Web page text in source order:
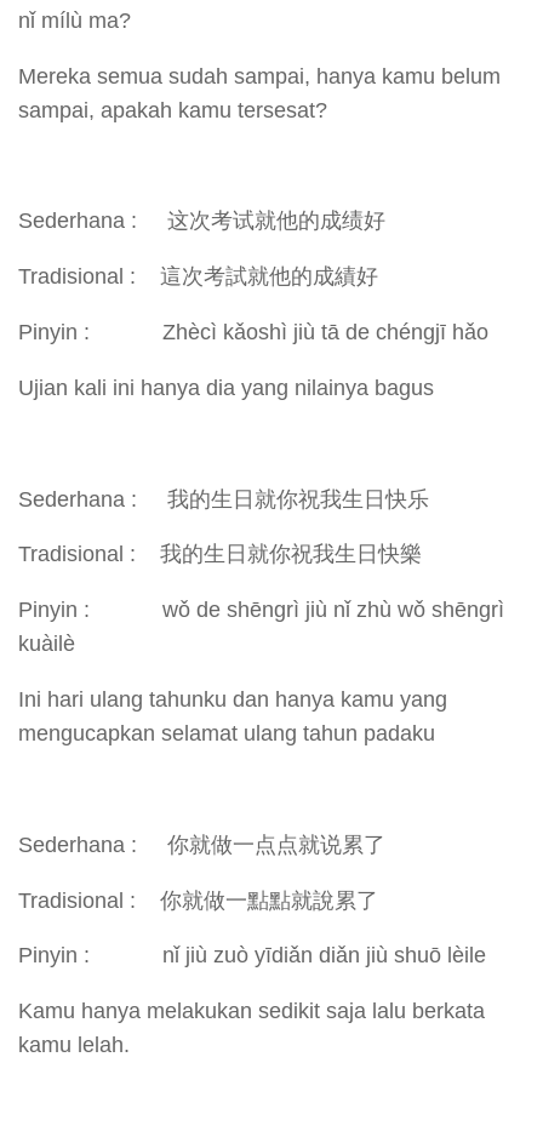
nǐ mílù ma?
Mereka semua sudah sampai, hanya kamu belum
sampai, apakah kamu tersesat?
Sederhana : 这次考试就他的成绩好
Tradisional : 這次考試就他的成績好
Pinyin : Zhècì kǎoshì jiù tā de chéngjī hǎo
Ujian kali ini hanya dia yang nilainya bagus
Sederhana : 我的生日就你祝我生日快乐
Tradisional : 我的生日就你祝我生日快樂
Pinyin : wǒ de shēngrì jiù nǐ zhù wǒ shēngrì
kuàilè
Ini hari ulang tahunku dan hanya kamu yang
mengucapkan selamat ulang tahun padaku
Sederhana : 你就做一点点就说累了
Tradisional : 你就做一點點就說累了
Pinyin : nǐ jiù zuò yīdiǎn diǎn jiù shuō lèile
Kamu hanya melakukan sedikit saja lalu berkata
kamu lelah.